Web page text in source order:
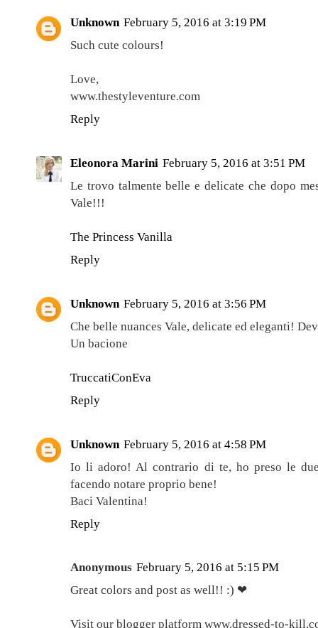
Unknown February 5, 2016 at 3:19 PM
Such cute colours!
Love,
www.thestyleventure.com
Reply
Eleonora Marini February 5, 2016 at 3:51 PM
Le trovo talmente belle e delicate che dopo
Vale!!!
The Princess Vanilla
Reply
Unknown February 5, 2016 at 3:56 PM
Che belle nuances Vale, delicate ed eleganti!
Un bacione
TruccatiConEva
Reply
Unknown February 5, 2016 at 4:58 PM
Io li adoro! Al contrario di te, ho preso le
facendo notare proprio bene!
Baci Valentina!
Reply
Anonymous February 5, 2016 at 5:15 PM
Great colors and post as well!! :) ❤
Visit our blogger platform www.dressed-to-